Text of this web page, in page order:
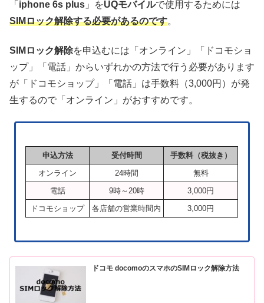
「 iphone 6s plus 」をUQモバイルで使用するためには
SIMロック解除する必要があるのです。
SIMロック解除を申込むには「オンライン」「ドコモショ
ップ」「電話」からいずれかの方法で行う必要があります
が「ドコモショップ」「電話」は手数料（3,000円）が発
生するので「オンライン」がおすすめです。
申込方法 受付時間
手数料（税抜き）
オンライン
24時間
無料
電話
9時～20時
3,000円
ドコモショップ
各店舗の営業時間内 3,000円
ドコモ docomoのスマホのSIMロック解除方法